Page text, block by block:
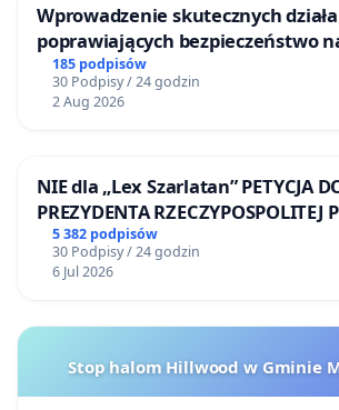
Wprowadzenie skutecznych
poprawiających bezpieczeństwo
Żeromskiego w Otwocku
185 podpisów
30 Podpisy / 24 godzin
2 Aug 2026
NIE dla „Lex Szarlatan” PETYCJA
PREZYDENTA RZECZYPOSPOLITEJ
5 382 podpisów
30 Podpisy / 24 godzin
6 Jul 2026
Stop halom Hillwood w Gminie